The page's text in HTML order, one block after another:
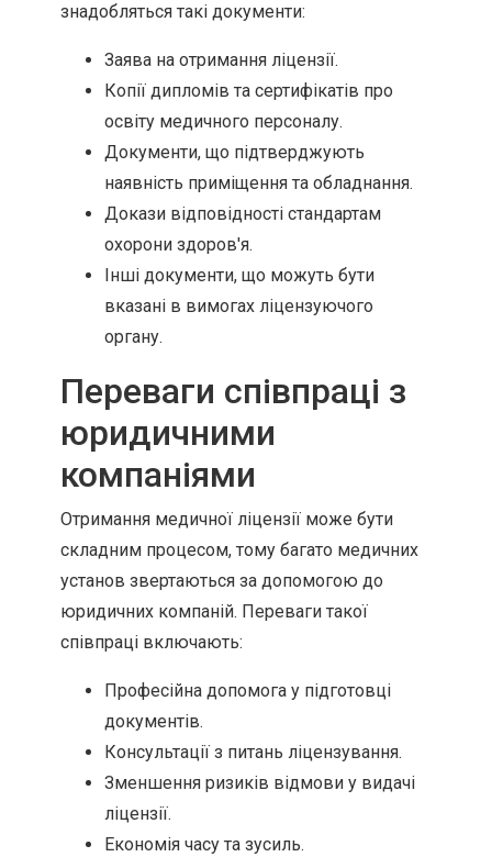
знадобляться такі документи:
Заява на отримання ліцензії.
Копії дипломів та сертифікатів про
освіту медичного персоналу.
Документи, що підтверджують
наявність приміщення та обладнання.
Докази відповідності стандартам
охорони здоров'я.
Інші документи, що можуть бути
вказані в вимогах ліцензуючого
органу.
Переваги співпраці з
юридичними
компаніями
Отримання медичної ліцензії може бути
складним процесом, тому багато медичних
установ звертаються за допомогою до
юридичних компаній. Переваги такої
співпраці включають:
Професійна допомога у підготовці
документів.
Консультації з питань ліцензування.
Зменшення ризиків відмови у видачі
ліцензії.
Економія часу та зусиль.